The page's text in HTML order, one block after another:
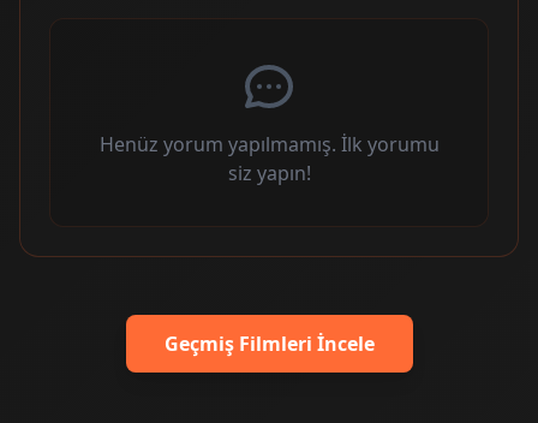
Henüz yorum yapılmamış. İlk yorumu
siz yapın!
Geçmiş Filmleri İncele